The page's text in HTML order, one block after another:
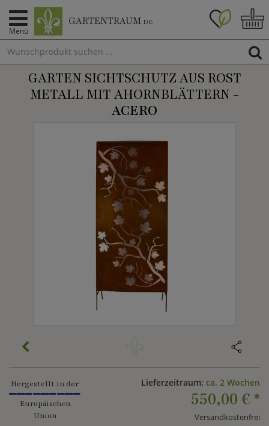
Menü
GARTENTRAUM.DE
GARTEN SICHTSCHUTZ AUS ROST
METALL MIT AHORNBLÄTTERN -
ACERO
Hergestellt in der
Europäischen
Union
Lieferzeitraum: ca. 2 Wochen
550,00 € *
Versandkostenfrei